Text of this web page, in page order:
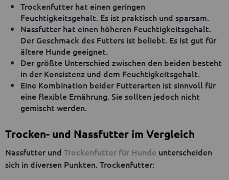
Trockenfutter hat einen geringen
Feuchtigkeitsgehalt. Es ist praktisch und sparsam.
Nassfutter hat einen höheren Feuchtigkeitsgehalt.
Der Geschmack des Futters ist beliebt. Es ist gut für
ältere Hunde geeignet.
Der größte Unterschied zwischen den beiden besteht
in der Konsistenz und dem Feuchtigkeitsgehalt.
Eine Kombination beider Futterarten ist sinnvoll für
eine flexible Ernährung. Sie sollten jedoch nicht
gemischt werden.
Trocken- und Nassfutter im Vergleich
Nassfutter und Trockenfutter für Hunde unterscheiden
sich in diversen Punkten. Trockenfutter: